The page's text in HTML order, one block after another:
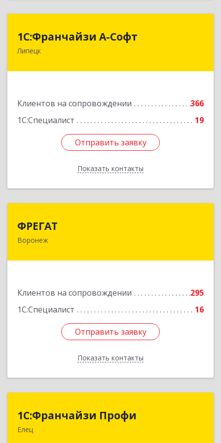
1С:Франчайзи А-Софт
Липецк
Клиентов на сопровождении
366
1С:Специалист
19
Отправить заявку
Показать контакты
1С:Франчайзи А-Софт
398059, Липецкая обл, Липецк г, Фрунзе ул,
Отправить заявку
Назад
ФРЕГАТ
Воронеж
Клиентов на сопровождении
295
1С:Специалист
16
Отправить заявку
Показать контакты
Отправить заявку
Назад
1С:Франчайзи Профи
Елец
1С:Франчайзи Профи